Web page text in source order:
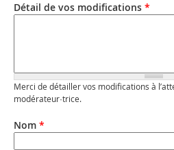
Détail de vos modifications *
Merci de détailler vos modifications à
modérateur·trice.
Nom *